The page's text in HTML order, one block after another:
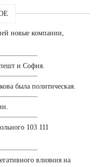
новые компании,
и София.
была политическая.
103 111
влияния на